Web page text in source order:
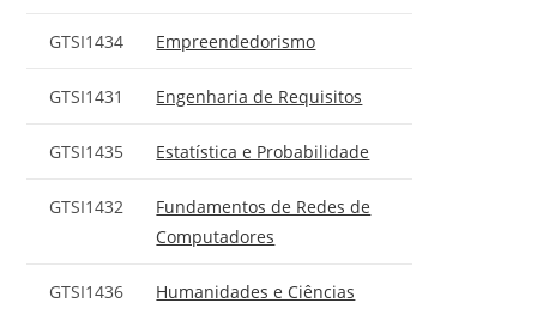
GTSI1434 Empreendedorismo
GTSI1431 Engenharia de Requisitos
GTSI1435 Estatística e Probabilidade
GTSI1432
Fundamentos de Redes de
Computadores
GTSI1436
Humanidades e Ciências